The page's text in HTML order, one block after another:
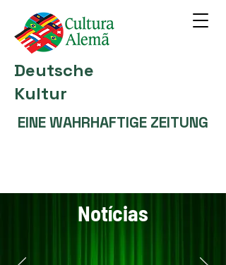
Deutsche
Kultur
EINE WAHRHAFTIGE ZEITUNG
Notícias